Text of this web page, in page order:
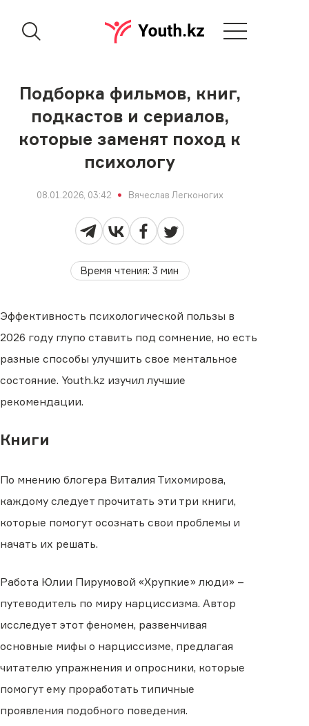
Подборка фильмов, книг,
подкастов и сериалов,
которые заменят поход к
психологу
08.01.2026, 03:42 Вячеслав Легконогих
Время чтения:3 мин
Эффективность психологической пользы в
2026 году глупо ставить под сомнение, но есть
разные способы улучшить свое ментальное
состояние. Youth.kz изучил лучшие
рекомендации.
Книги
По мнению блогера Виталия Тихомирова,
каждому следует прочитать эти три книги,
которые помогут осознать свои проблемы и
начать их решать.
Работа Юлии Пирумовой «Хрупкие» люди» –
путеводитель по миру нарциссизма. Автор
исследует этот феномен, развенчивая
основные мифы о нарциссизме, предлагая
читателю упражнения и опросники, которые
помогут ему проработать типичные
проявления подобного поведения.